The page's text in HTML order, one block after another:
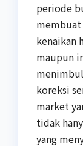
periode
membuat
kenaikan
maupun
koreksi
market
tidak
yang